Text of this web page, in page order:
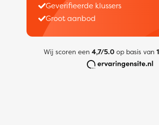
Geverifieerde klussers
Groot aanbod
Wij scoren een 4,7/5.0op basis van